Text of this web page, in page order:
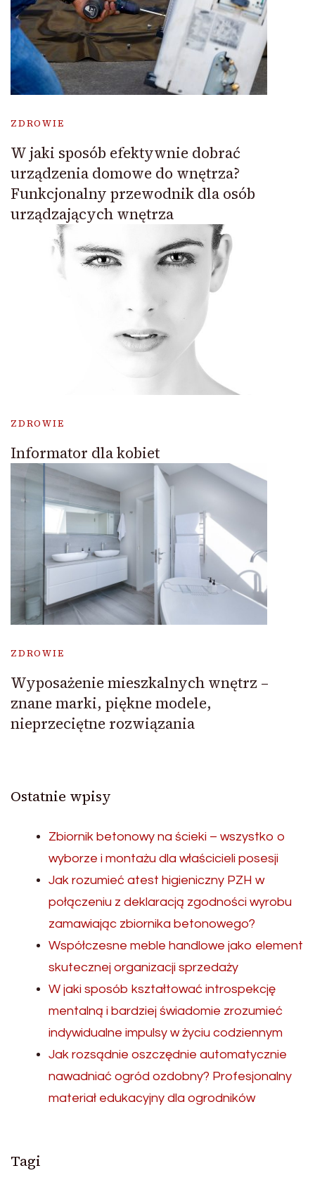
ZDROWIE
W jaki sposób efektywnie dobrać
urządzenia domowe do wnętrza?
Funkcjonalny przewodnik dla osób
urządzających wnętrza
ZDROWIE
Informator dla kobiet
ZDROWIE
Wyposażenie mieszkalnych wnętrz –
znane marki, piękne modele,
nieprzeciętne rozwiązania
Ostatnie wpisy
Zbiornik betonowy na ścieki – wszystko o
wyborze i montażu dla właścicieli posesji
Jak rozumieć atest higieniczny PZH w
połączeniu z deklaracją zgodności wyrobu
zamawiając zbiornika betonowego?
Współczesne meble handlowe jako element
skutecznej organizacji sprzedaży
W jaki sposób kształtować introspekcję
mentalną i bardziej świadomie zrozumieć
indywidualne impulsy w życiu codziennym
Jak rozsądnie oszczędnie automatycznie
nawadniać ogród ozdobny? Profesjonalny
materiał edukacyjny dla ogrodników
Tagi